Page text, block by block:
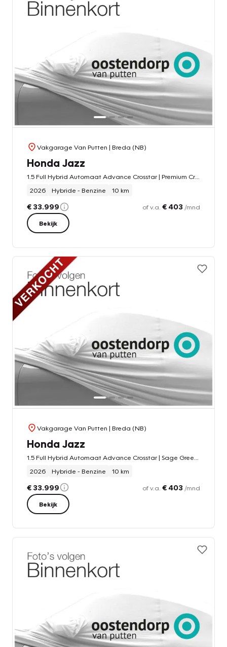
Vakgarage Van Putten | Breda (NB)
Honda Jazz
2026
Hybride - Benzine 10 km
€ 33.999 of v.a. € 403 /mnd
Bekijk
Vakgarage Van Putten | Breda (NB)
Honda Jazz
2026
Hybride - Benzine 10 km
€ 33.999 of v.a. € 403 /mnd
Bekijk